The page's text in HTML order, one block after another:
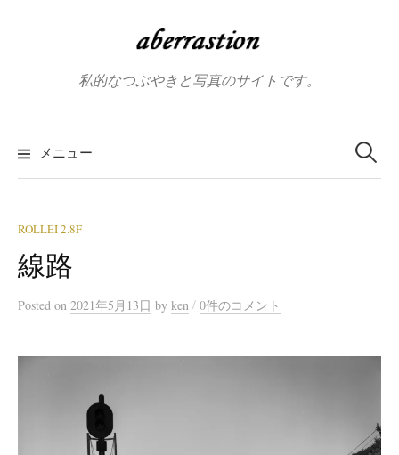
へ
ス
キ
プ
私的なつぶやきと写真のサイトです。
メニュー
検
索:
ROLLEI 2.8F
線路
Posted on 2021年5月13日 by ken / 0件のコメント